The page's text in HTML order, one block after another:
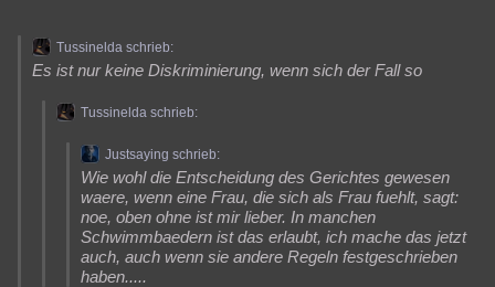
Tussinelda schrieb:
Es ist nur keine Diskriminierung, wenn sich der Fall so
Tussinelda schrieb:
Justsaying schrieb:
Wie wohl die Entscheidung des Gerichtes gewesen
waere, wenn eine Frau, die sich als Frau fuehlt, sagt:
noe, oben ohne ist mir lieber. In manchen
Schwimmbaedern ist das erlaubt, ich mache das jetzt
auch, auch wenn sie andere Regeln festgeschrieben
haben.....